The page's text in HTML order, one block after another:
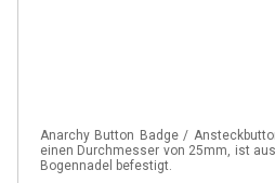
Anarchy Button Badge /
einen Durchmesser von 25mm, ist
Bogennadel befestigt.